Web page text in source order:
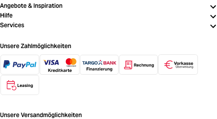
Angebote & Inspiration
Hilfe
Services
Unsere Zahlmöglichkeiten
Unsere Versandmöglichkeiten